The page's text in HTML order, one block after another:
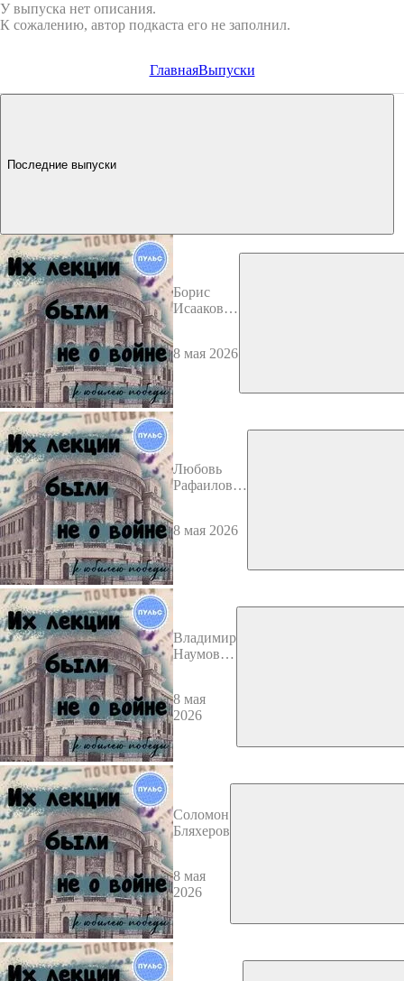
У выпуска нет описания.
К сожалению, автор подкаста его не заполнил.
ГлавнаяВыпуски
Последние выпуски
Борис
Исаакович
8 мая 2026
Любовь
Рафаиловна
8 мая 2026
Владимир
Наумович
8 мая
2026
Соломон
Бляхеров
8 мая
2026